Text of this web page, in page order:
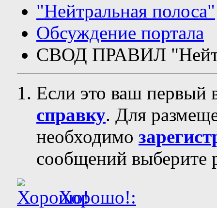
"Нейтральная полоса"
Обсуждение портала
СВОД ПРАВИЛ
Если это ваш первый
справку. Для
необходимо
сообщений выберите
Хорошо!: